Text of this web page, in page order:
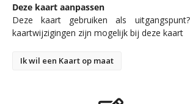
Deze kaart aanpassen
Deze kaart gebruiken als
kaartwijzigingen zijn mogelijk bij deze kaart
Ik wil een Kaart op maat